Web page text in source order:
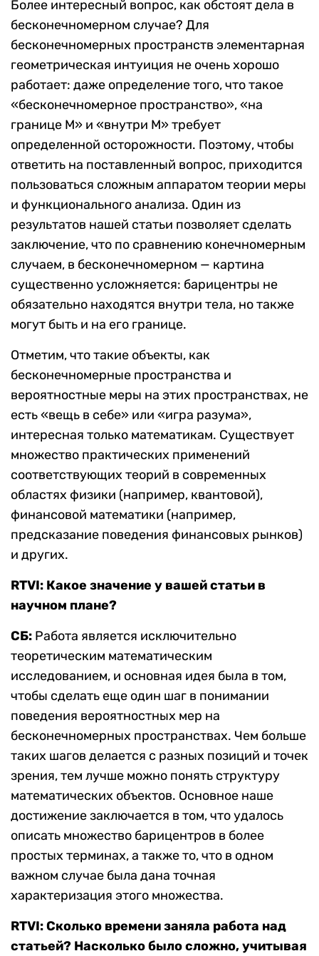
Более интересный вопрос, как обстоят дела в
бесконечномерном случае? Для
бесконечномерных пространств элементарная
геометрическая интуиция не очень хорошо
работает: даже определение того, что такое
«бесконечномерное пространство», «на
границе M» и «внутри M» требует
определенной осторожности. Поэтому, чтобы
ответить на поставленный вопрос, приходится
пользоваться сложным аппаратом теории меры
и функционального анализа. Один из
результатов нашей статьи позволяет сделать
заключение, что по сравнению конечномерным
случаем, в бесконечномерном — картина
существенно усложняется: барицентры не
обязательно находятся внутри тела, но также
могут быть и на его границе.
Отметим, что такие объекты, как
бесконечномерные пространства и
вероятностные меры на этих пространствах, не
есть «вещь в себе» или «игра разума»,
интересная только математикам. Существует
множество практических применений
соответствующих теорий в современных
областях физики (например, квантовой),
финансовой математики (например,
предсказание поведения финансовых рынков)
и других.
RTVI: Какое значение у вашей статьи в
научном плане?
СБ: Работа является исключительно
теоретическим математическим
исследованием, и основная идея была в том,
чтобы сделать еще один шаг в понимании
поведения вероятностных мер на
бесконечномерных пространствах. Чем больше
таких шагов делается с разных позиций и точек
зрения, тем лучше можно понять структуру
математических объектов. Основное наше
достижение заключается в том, что удалось
описать множество барицентров в более
простых терминах, а также то, что в одном
важном случае была дана точная
характеризация этого множества.
RTVI: Сколько времени заняла работа над
статьей? Насколько было сложно, учитывая